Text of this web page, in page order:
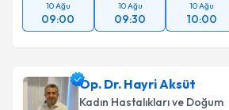
10 Ağu
09:00
10 Ağu
09:30
10 Ağu
10:00
Op. Dr. Hayri Aksüt
Kadın Hastalıkları ve Doğum